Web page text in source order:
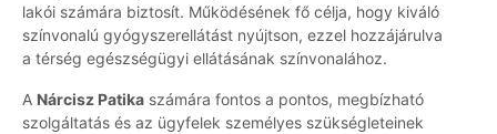
lakói számára biztosít. Működésének fő célja, hogy kiváló
színvonalú gyógyszerellátást nyújtson, ezzel hozzájárulva
a térség egészségügyi ellátásának színvonalához.
A Nárcisz Patika számára fontos a pontos, megbízható
szolgáltatás és az ügyfelek személyes szükségleteinek